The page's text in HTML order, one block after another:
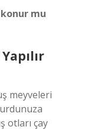
mu
meyveleri
otları çay